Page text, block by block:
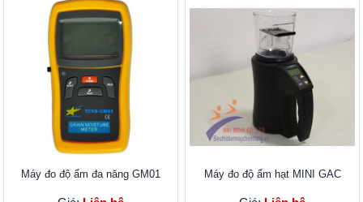
Máy đo độ ẩm đa năng GM01 Máy đo độ ẩm hạt MINI GAC